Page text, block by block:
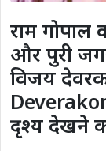
राम गोपाल
और पुरी
विजय
दृश्य देखने